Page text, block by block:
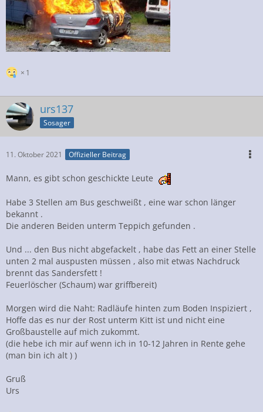
1
urs137
Sosager
11. Oktober 2021 Offizieller Beitrag
Mann, es gibt schon geschickte Leute
Habe 3 Stellen am Bus geschweißt , eine war schon länger
bekannt .
Die anderen Beiden unterm Teppich gefunden .
Und ... den Bus nicht abgefackelt , habe das Fett an einer Stelle
unten 2 mal auspusten müssen , also mit etwas Nachdruck
brennt das Sandersfett !
Feuerlöscher (Schaum) war griffbereit)
Morgen wird die Naht: Radläufe hinten zum Boden Inspiziert ,
Hoffe das es nur der Rost unterm Kitt ist und nicht eine
Großbaustelle auf mich zukommt.
(die hebe ich mir auf wenn ich in 10-12 Jahren in Rente gehe
(man bin ich alt ) )
Gruß
Urs